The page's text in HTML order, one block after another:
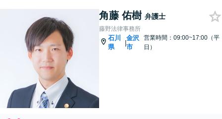
角藤 佑樹 弁護士
藤野法律事務所
石川
県
|
金沢
市
営業時間：09:00~17:00（平
日）